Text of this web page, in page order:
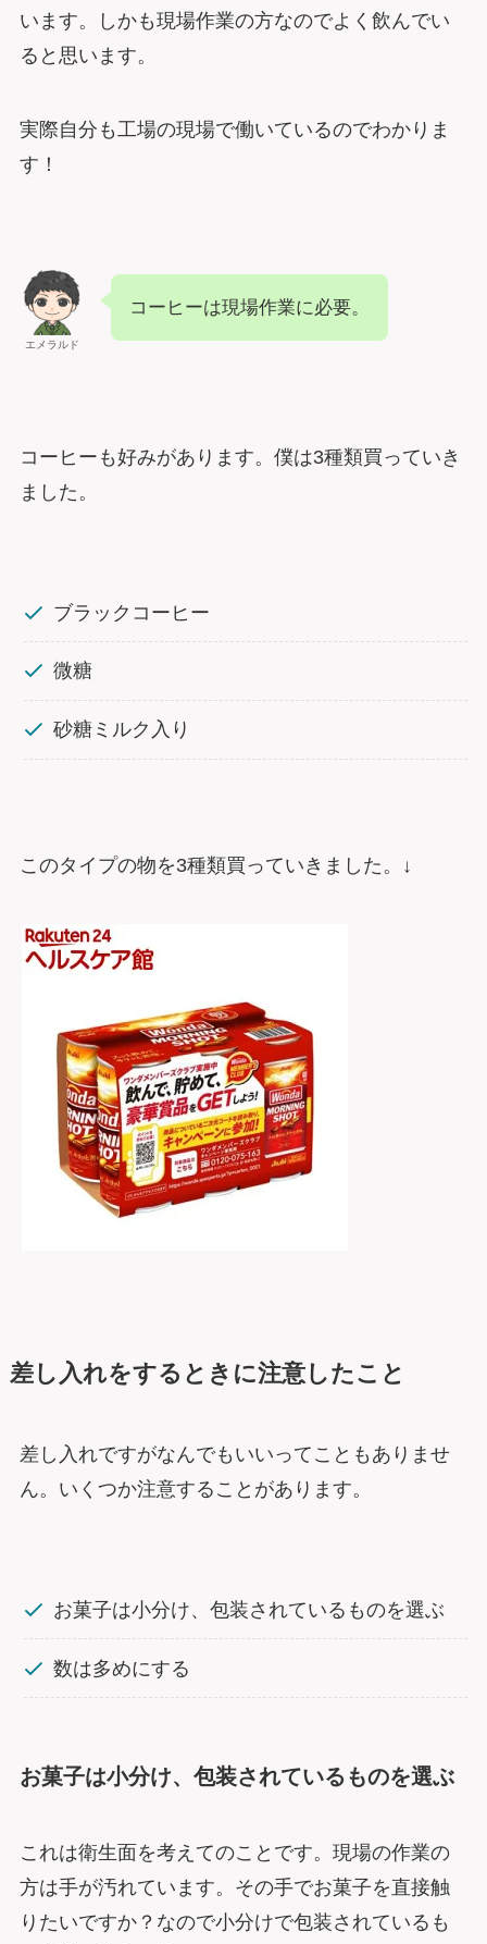
います。しかも現場作業の方なのでよく飲んでい
ると思います。
実際自分も工場の現場で働いているのでわかりま
す！
エメラルド
コーヒーは現場作業に必要。
コーヒーも好みがあります。僕は3種類買っていき
ました。
ブラックコーヒー
微糖
砂糖ミルク入り
このタイプの物を3種類買っていきました。↓
差し入れをするときに注意したこと
差し入れですがなんでもいいってこともありませ
ん。いくつか注意することがあります。
お菓子は小分け、包装されているものを選ぶ
数は多めにする
お菓子は小分け、包装されているものを選ぶ
これは衛生面を考えてのことです。現場の作業の
方は手が汚れています。その手でお菓子を直接触
りたいですか？なので小分けで包装されているも